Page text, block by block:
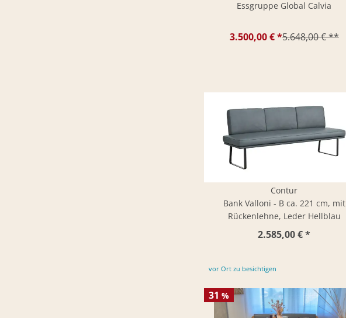
Essgruppe Global Calvia
3.500,00 € *5.648,00 € **
Contur
Bank Valloni - B ca. 221 cm, mit
Rückenlehne, Leder Hellblau
2.585,00 € *
vor Ort zu besichtigen
31 %